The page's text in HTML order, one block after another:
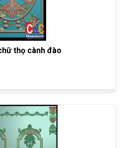
thọ cành đào